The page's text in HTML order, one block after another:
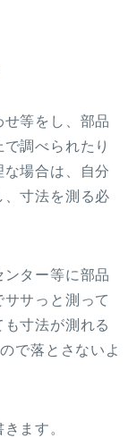
等をし、部品
調べられたり
場合は、自分
寸法を測る必
ター等に部品
サっと測って
寸法が測れる
で落とさないよ
ます。